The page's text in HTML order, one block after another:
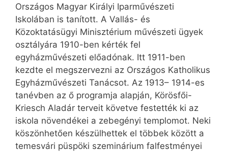
Országos Magyar Királyi Iparművészeti
Iskolában is tanított. A Vallás- és
Közoktatásügyi Minisztérium művészeti ügyek
osztályára 1910-ben kérték fel
egyházművészeti előadónak. Itt 1911-ben
kezdte el megszervezni az Országos Katholikus
Egyházművészeti Tanácsot. Az 1913– 1914-es
tanévben az ő programja alapján, Körösfői-
Kriesch Aladár terveit követve festették ki az
iskola növendékei a zebegényi templomot. Neki
köszönhetően készülhettek el többek között a
temesvári püspöki szeminárium falfestményei